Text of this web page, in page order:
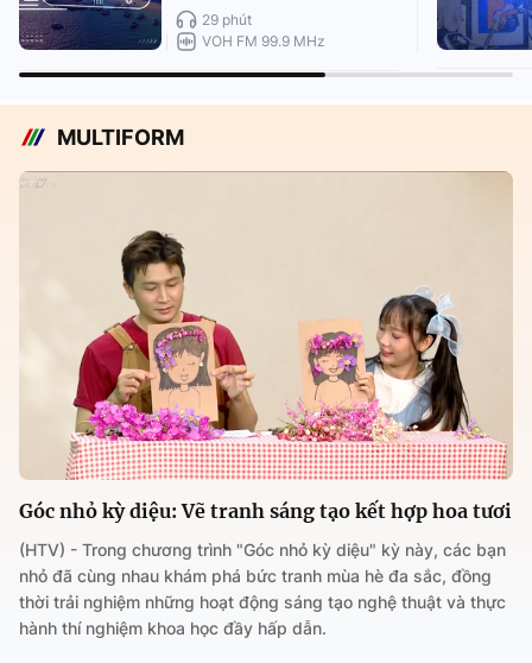
29 phút
VOH FM 99.9 MHz
MULTIFORM
Góc nhỏ kỳ diệu: Vẽ tranh sáng tạo kết hợp hoa tươi
(HTV) - Trong chương trình "Góc nhỏ kỳ diệu" kỳ này, các bạn
nhỏ đã cùng nhau khám phá bức tranh mùa hè đa sắc, đồng
thời trải nghiệm những hoạt động sáng tạo nghệ thuật và thực
hành thí nghiệm khoa học đầy hấp dẫn.